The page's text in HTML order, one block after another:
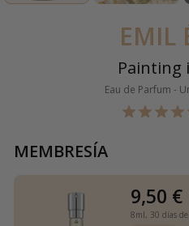
EMIL
Painting
Eau de Parfum -
MEMBRESÍA
9,50 €
8ml, 30 días